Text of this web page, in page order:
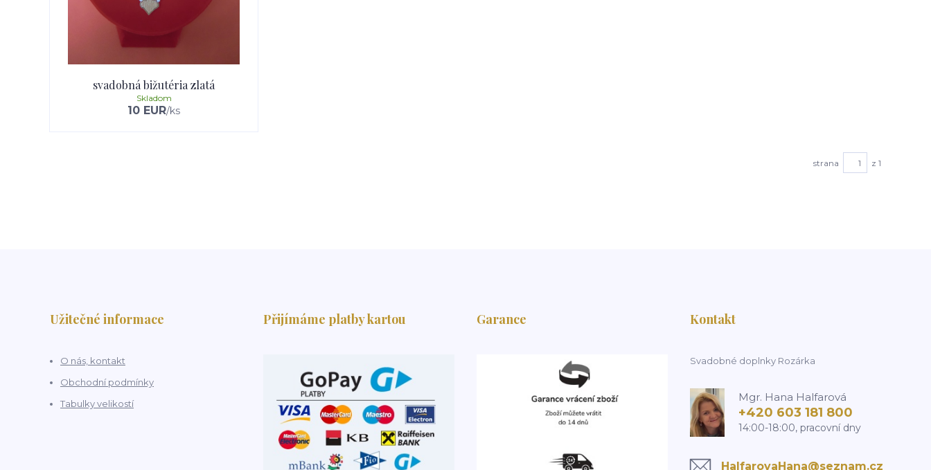
svadobná bižutéria zlatá
10 EUR/ks
Skladom
strana z 1
Užitečné informace
O nás, kontakt
Obchodní podmínky
Tabulky velikostí
Přijímáme platby kartou Garance Kontakt
Svadobné doplnky Rozárka
Mgr. Hana Halfarová
+420 603 181 800
14:00-18:00, pracovní dny
HalfarovaHana@seznam.cz